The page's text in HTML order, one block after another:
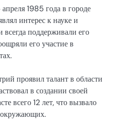
1985 года в городе
интерес к науке и
всегда поддерживали его
его участие в
проявил талант в области
в создании своей
всего 12 лет, что вызвало
окружающих.